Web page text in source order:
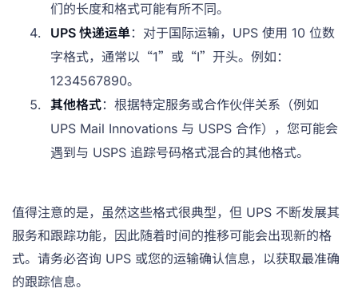
们的长度和格式可能有所不同。
UPS 快递运单：对于国际运输，UPS 使用 10 位数
字格式，通常以“1”或“I”开头。例如：
1234567890。
其他格式：根据特定服务或合作伙伴关系（例如
UPS Mail Innovations 与 USPS 合作），您可能会
遇到与 USPS 追踪号码格式混合的其他格式。
值得注意的是，虽然这些格式很典型，但 UPS 不断发展其
服务和跟踪功能，因此随着时间的推移可能会出现新的格
式。请务必咨询 UPS 或您的运输确认信息，以获取最准确
的跟踪信息。